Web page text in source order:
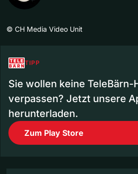
© CH Media Video Unit
TIPP
Sie wollen keine TeleBärn-
verpassen? Jetzt unsere
herunterladen.
Zum Play Store